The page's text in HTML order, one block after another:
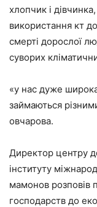
хлопчик і
використання кт
смерті дорослої
суворих
«у нас дуже
займаються
овчарова.
Директор центру
інституту
мамонов розповів
господарств до